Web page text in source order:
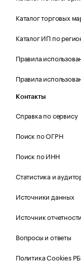
Каталог торговых
Каталог ИП по
Правила
Правила
Контакты
Справка по сервису
Поиск по ОГРН
Поиск по ИНН
Статистика и
Источники данных
Источник
Вопросы и ответы
Политика Cookies